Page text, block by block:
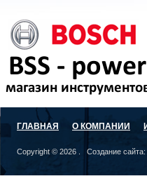
ГЛАВНАЯ О КОМПАНИИ
Copyright © 2026 . Создание сайта: